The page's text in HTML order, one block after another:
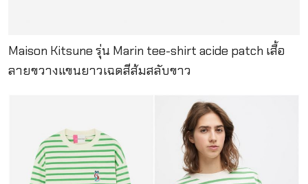
Maison Kitsune รุ่น Marin tee-shirt acide patch เสื้อ
ลายขวางแขนยาวเฉดสีส้มสลับขาว